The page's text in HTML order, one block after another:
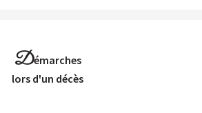
Démarches
Lors d'un décès